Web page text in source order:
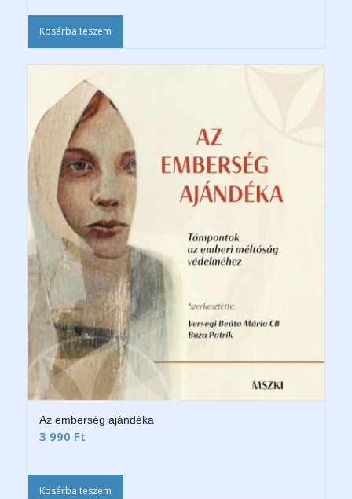
Kosárba teszem
Az emberség ajándéka
3 990 Ft
Kosárba teszem